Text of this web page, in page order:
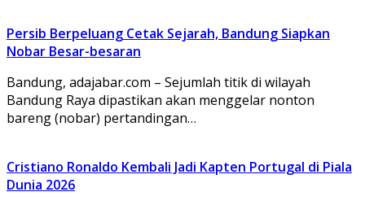
Persib Berpeluang Cetak Sejarah, Bandung Siapkan
Nobar Besar-besaran
Bandung, adajabar.com – Sejumlah titik di wilayah
Bandung Raya dipastikan akan menggelar nonton
bareng (nobar) pertandingan…
Cristiano Ronaldo Kembali Jadi Kapten Portugal di Piala
Dunia 2026